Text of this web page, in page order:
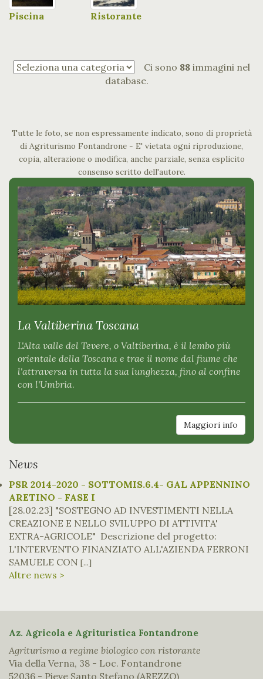
Piscina Ristorante
Ci sono 88immagini nel
database.
Tutte le foto, se non espressamente indicato, sono di proprietà
di Agriturismo Fontandrone - E' vietata ogni riproduzione,
copia, alterazione o modifica, anche parziale, senza esplicito
consenso scritto dell'autore.
La Valtiberina Toscana
L'Alta valle del Tevere, o Valtiberina, è il lembo più
orientale della Toscana e trae il nome dal fiume che
l'attraversa in tutta la sua lunghezza, fino al confine
con l'Umbria.
Maggiori info
News
PSR 2014-2020 - SOTTOMIS.6.4- GAL APPENNINO
ARETINO - FASE I
[28.02.23] "SOSTEGNO AD INVESTIMENTI NELLA
CREAZIONE E NELLO SVILUPPO DI ATTIVITA'
EXTRA-AGRICOLE" Descrizione del progetto:
L'INTERVENTO FINANZIATO ALL'AZIENDA FERRONI
SAMUELE CON [...]
Altre news >
Az. Agricola e Agrituristica Fontandrone
Agriturismo a regime biologico con ristorante
Via della Verna, 38 - Loc. Fontandrone
52036 - Pieve Santo Stefano (AREZZO)